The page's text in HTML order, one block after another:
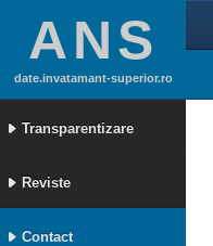
ANS
date.invatamant-superior.ro
Transparentizare
Reviste
Contact